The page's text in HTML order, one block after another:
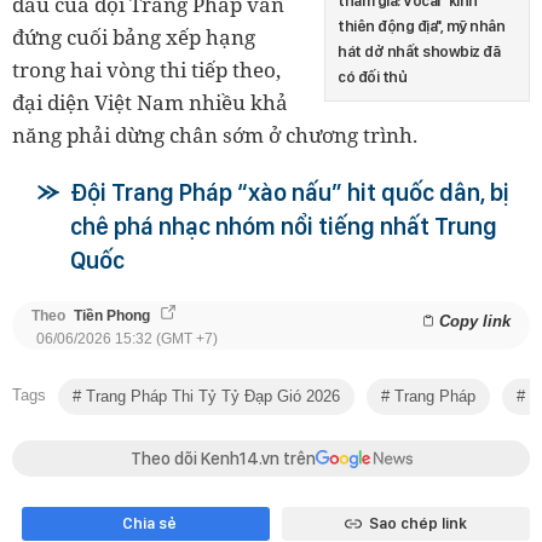
thiên động địa", mỹ nhân
hát dở nhất showbiz đã
có đối thủ
đứng cuối bảng xếp hạng
trong hai vòng thi tiếp theo,
đại diện Việt Nam nhiều khả
năng phải dừng chân sớm ở chương trình.
Đội Trang Pháp “xào nấu” hit quốc dân, bị
chê phá nhạc nhóm nổi tiếng nhất Trung
Quốc
Theo Tiền Phong Copy link
06/06/2026 15:32 (GMT +7)
Tags Trang Pháp Thi Tỷ Tỷ Đạp Gió 2026 Trang Pháp
Theo dõi Kenh14.vn trên
Chia sẻ Sao chép link